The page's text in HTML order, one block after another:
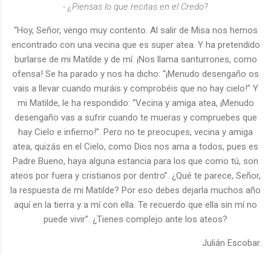
- ¿Piensas lo que recitas en el Credo?
“Hoy, Señor, vengo muy contento. Al salir de Misa nos hemos
encontrado con una vecina que es super atea. Y ha pretendido
burlarse de mi Matilde y de mí. ¡Nos llama santurrones, como
ofensa! Se ha parado y nos ha dicho: “¡Menudo desengaño os
vais a llevar cuando muráis y comprobéis que no hay cielo!” Y
mi Matilde, le ha respondido: “Vecina y amiga atea, ¡Menudo
desengaño vas a sufrir cuando te mueras y compruebes que
hay Cielo e infierno!”. Pero no te preocupes, vecina y amiga
atea, quizás en el Cielo, como Dios nos ama a todos, pues es
Padre Bueno, haya alguna estancia para los que como tú, son
ateos por fuera y cristianos por dentro”. ¿Qué te parece, Señor,
la respuesta de mi Matilde? Por eso debes dejarla muchos año
aquí en la tierra y a mí con ella. Te recuerdo que ella sin mí no
puede vivir”. ¿Tienes complejo ante los ateos?
Julián Escobar.